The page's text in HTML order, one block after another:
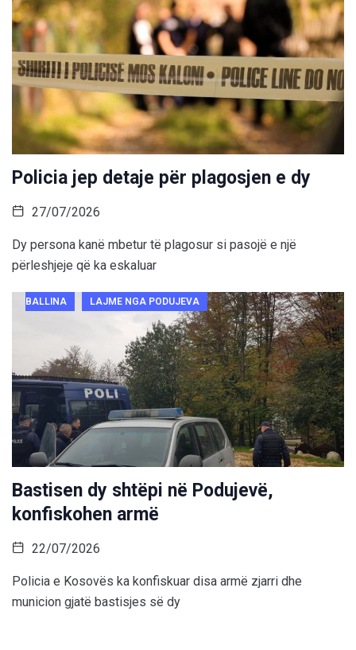
Policia jep detaje për plagosjen e dy
27/07/2026
Dy persona kanë mbetur të plagosur si pasojë e një
përleshjeje që ka eskaluar
BALLINA LAJME NGA PODUJEVA
Bastisen dy shtëpi në Podujevë,
konfiskohen armë
22/07/2026
Policia e Kosovës ka konfiskuar disa armë zjarri dhe
municion gjatë bastisjes së dy